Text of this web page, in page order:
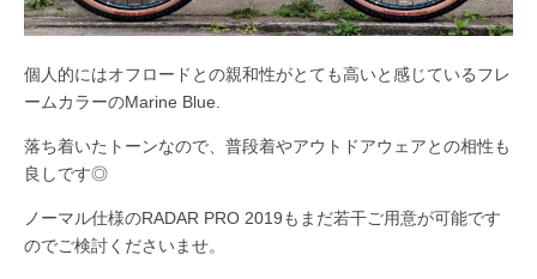
個人的にはオフロードとの親和性がとても高いと感じているフレ
ームカラーのMarine Blue.
落ち着いたトーンなので、普段着やアウトドアウェアとの相性も
良しです◎
ノーマル仕様のRADAR PRO 2019もまだ若干ご用意が可能です
のでご検討くださいませ。